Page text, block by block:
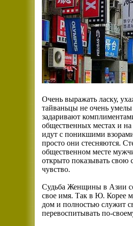
Очень выражать ласку,
тайваньцы не очень
задаривают
общественных местах и
идут с поникшими
просто они стесняются.
общественном месте
открыто показывать свою
чувство.
Судьба Женщины в Азии
свое имя. Так в Ю. Корее
дом и полностью служит
перевоспитывать по-